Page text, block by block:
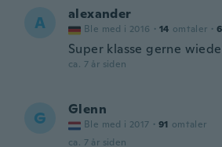
A alexander
Ble med i 2016 · 14 omtaler · 6
Super klasse gerne
ca. 7 år siden
G Glenn
Ble med i 2017 · 91 omtaler
ca. 7 år siden